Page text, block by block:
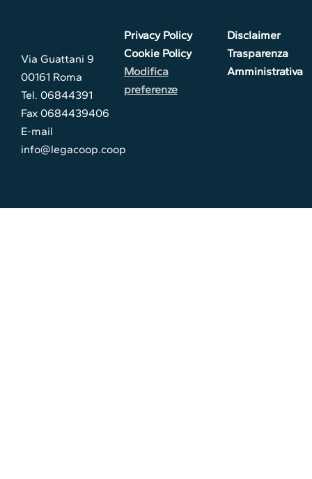
Via Guattani 9
00161 Roma
Tel. 06844391
Fax 0684439406
E-mail
info@legacoop.coop
Privacy Policy
Cookie Policy
Modifica
preferenze
Disclaimer
Trasparenza
Amministrativa